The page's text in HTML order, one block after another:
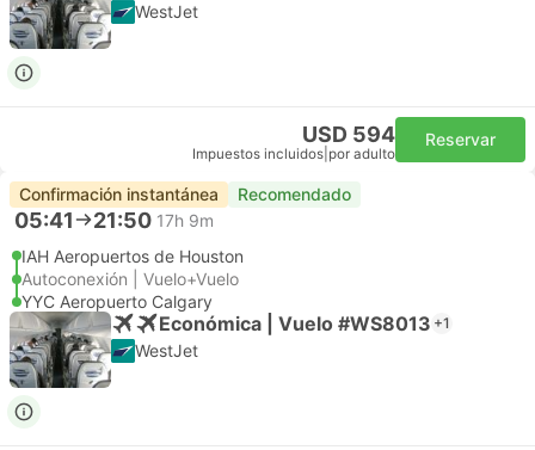
WestJet
USD 594
Impuestos incluidos por adulto
Reservar
Confirmación instantánea Recomendado
05:41 21:50 17h 9m
IAH Aeropuertos de Houston
Autoconexión | Vuelo+Vuelo
YYC Aeropuerto Calgary
Económica | Vuelo #WS8013 +1
WestJet